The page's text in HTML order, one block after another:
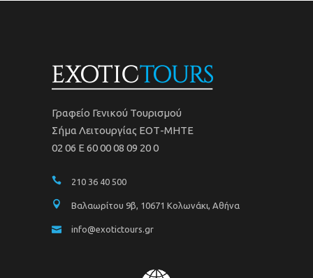
Γραφείο Γενικού Τουρισμού
Σήμα Λειτουργίας ΕΟΤ-ΜΗΤΕ
02 06 Ε 60 00 08 09 20 0
210 36 40 500
Βαλαωρίτου 9β, 10671 Κολωνάκι, Αθήνα
info@exotictours.gr